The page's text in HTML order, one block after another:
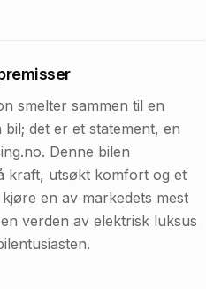
smelter sammen til en
det er et statement, en
Denne bilen
kraft, utsøkt komfort og et
en av markedets mest
verden av elektrisk luksus